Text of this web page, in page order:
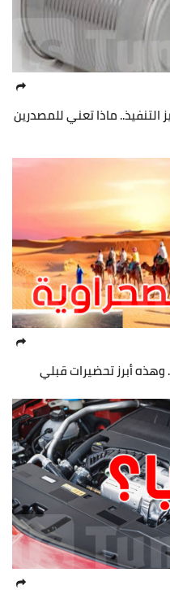
التنفيذ.. ماذا تعني للمصدرين
أبرز تحضيرات قبلي